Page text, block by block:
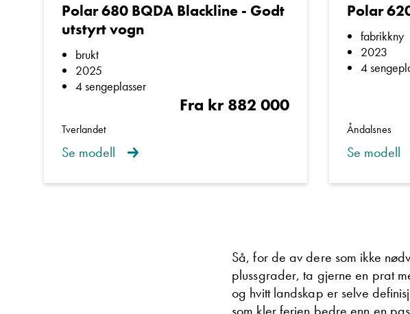
Navn
Beskrivelse
Polar 680 BQDA Blackline - Godt
utstyrt vogn
brukt
2025
4 sengeplasser
Fra kr 882 000
Tverlandet
Se modell
Polar
fabrikkny
2023
4
Åndalsnes
Se modell
Så, for de av dere som ikke
plussgrader, ta gjerne en prat
og hvitt landskap er selve